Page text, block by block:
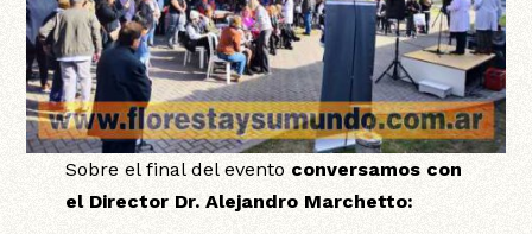
Sobre el final del evento conversamos con
el Director Dr. Alejandro Marchetto: